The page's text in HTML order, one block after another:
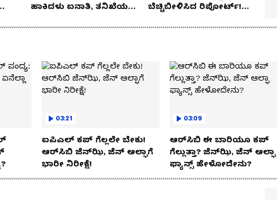
ಹಾಕಿದಳು ಐನಾತಿ, ತನಿಖೆಯಲ್ಲಿ
ಬೆಚ್ಚಿಬೀಳಿಸಿದ ರಿಪೋರ್ಟ್!
ಸೀಕ್ರೆಟ್?
03:21
ಐಪಿಎಲ್ ಕಪ್‌ ಗೆಲ್ಲಲೇ ಬೇಕು!
ಆರ್‌ಸಿಬಿ ಜೆನ್‌ಝಿ, ಜೆನ್‌ ಆಲ್ಫಾಗೆ
ಭಾರೀ ನಿರೀಕ್ಷೆ!
03:09
ಆರ್‌ಸಿಬಿ ಈ ಬಾರಿಯೂ ಕಪ್‌
ಗೆಲ್ಲುತ್ತಾ? ಜೆನ್‌ಝಿ, ಜೆನ್‌ ಆಲ್ಫಾ
ಫ್ಯಾನ್ಸ್ ಹೇಳೋದೇನು?